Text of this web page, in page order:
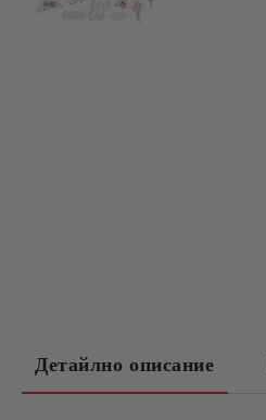
Детайлно описание